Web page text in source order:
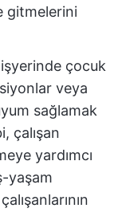
gitmelerini
çocuk
veya
sağlamak
çalışan
yardımcı
yaşam